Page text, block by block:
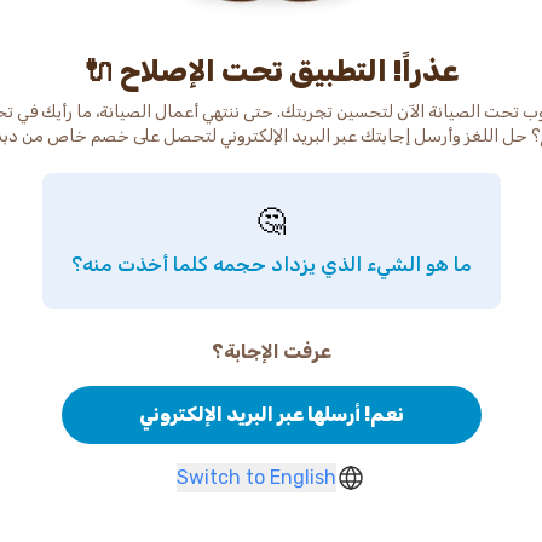
عذراً! التطبيق تحت الإصلاح 🔌
تحت الصيانة الآن لتحسين تجربتك. حتى ننتهي أعمال الصيانة، ما رأيك في
حل اللغز وأرسل إجابتك عبر البريد الإلكتروني لتحصل على خصم خاص من
🤔
ما هو الشيء الذي يزداد حجمه كلما أخذت منه؟
عرفت الإجابة؟
نعم! أرسلها عبر البريد الإلكتروني
Switch to English